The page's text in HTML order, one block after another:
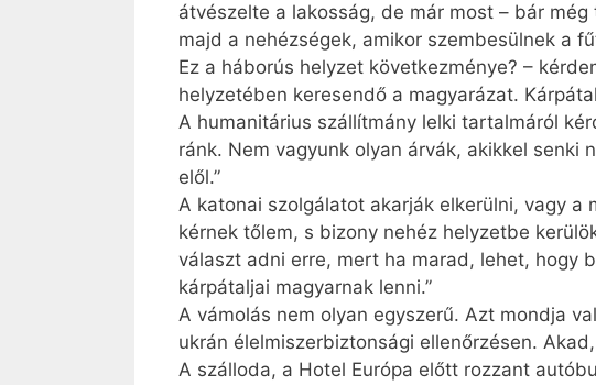
átvészelte a lakosság, de már most – bár
majd a nehézségek, amikor szembesülnek a
Ez a háborús helyzet következménye? –
helyzetében keresendő a magyarázat.
A humanitárius szállítmány lelki tartalmáról
ránk. Nem vagyunk olyan árvák, akikkel
elől.”
A katonai szolgálatot akarják elkerülni, vagy a
kérnek tőlem, s bizony nehéz helyzetbe
választ adni erre, mert ha marad, lehet, hogy
kárpátaljai magyarnak lenni.”
A vámolás nem olyan egyszerű. Azt mondja
ukrán élelmiszerbiztonsági ellenőrzésen.
A szálloda, a Hotel Európa előtt rozzant